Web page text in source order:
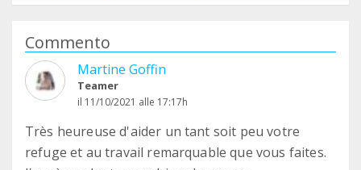
Commento
Martine Goffin
Teamer
il 11/10/2021 alle 17:17h
Très heureuse d'aider un tant soit peu votre
refuge et au travail remarquable que vous faites.